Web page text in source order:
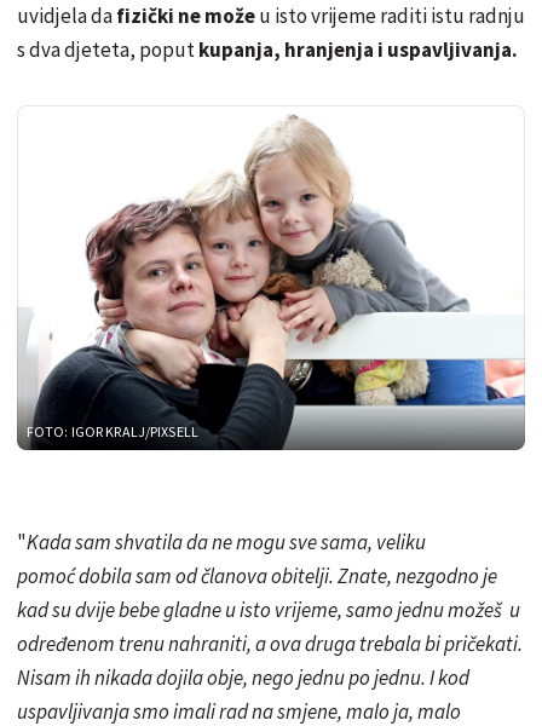
uvidjela dafizički ne možeu isto vrijeme raditi istu radnju
s dva djeteta, poputkupanja, hranjenja i uspavljivanja.
FOTO: IGOR KRALJ/PIXSELL
"Kada sam shvatila da ne mogu sve sama, veliku
pomoć dobila sam od članova obitelji. Znate, nezgodno je
kad su dvije bebe gladne u isto vrijeme, samo jednu možeš u
određenom trenu nahraniti, a ova druga trebala bi pričekati.
Nisam ih nikada dojila obje, nego jednu po jednu. I kod
uspavljivanja smo imali rad na smjene, malo ja, malo